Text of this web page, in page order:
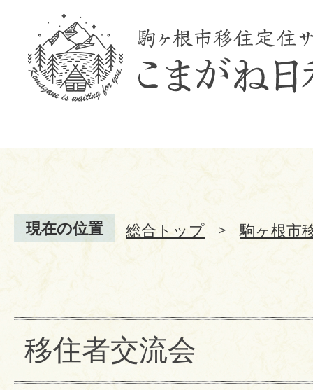
現在の位置 総合トップ 駒ヶ根市
移住者交流会